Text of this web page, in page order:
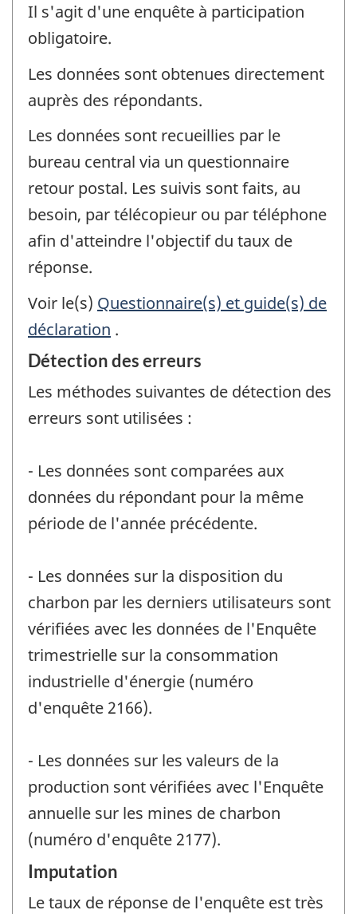
Il s'agit d'une enquête à participation
obligatoire.
Les données sont obtenues directement
auprès des répondants.
Les données sont recueillies par le
bureau central via un questionnaire
retour postal. Les suivis sont faits, au
besoin, par télécopieur ou par téléphone
afin d'atteindre l'objectif du taux de
réponse.
Voir le(s) Questionnaire(s) et guide(s) de
déclaration .
Détection des erreurs
Les méthodes suivantes de détection des
erreurs sont utilisées :
- Les données sont comparées aux
données du répondant pour la même
période de l'année précédente.
- Les données sur la disposition du
charbon par les derniers utilisateurs sont
vérifiées avec les données de l'Enquête
trimestrielle sur la consommation
industrielle d'énergie (numéro
d'enquête 2166).
- Les données sur les valeurs de la
production sont vérifiées avec l'Enquête
annuelle sur les mines de charbon
(numéro d'enquête 2177).
Imputation
Le taux de réponse de l'enquête est très